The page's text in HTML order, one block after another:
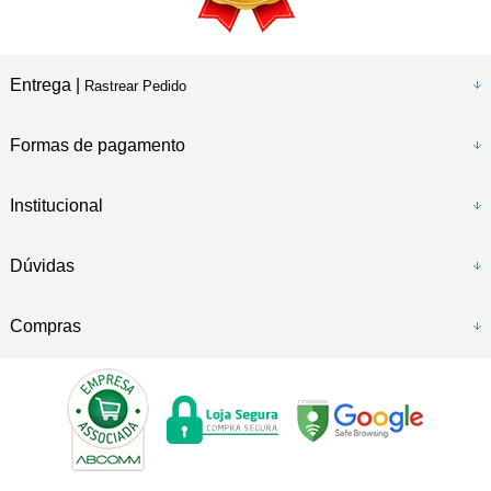
Entrega | Rastrear Pedido
Formas de pagamento
Institucional
Dúvidas
Compras